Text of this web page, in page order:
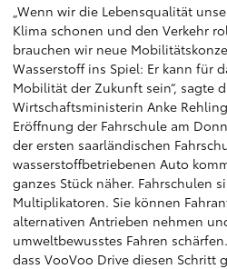
„Wenn wir die Lebensqualität
Klima schonen und den Verkehr
brauchen wir neue
Wasserstoff ins Spiel: Er kann für
Mobilität der Zukunft sein“, sagte
Wirtschaftsministerin Anke
Eröffnung der Fahrschule am
der ersten saarländischen
wasserstoffbetriebenen Auto
ganzes Stück näher. Fahrschulen
Multiplikatoren. Sie können
alternativen Antrieben nehmen
umweltbewusstes Fahren
dass VooVoo Drive diesen Schritt